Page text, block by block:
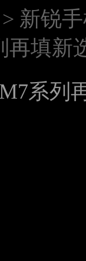
> 新锐
再填新